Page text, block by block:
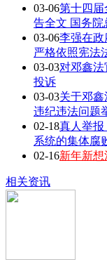
03-06第十四届
告全文 国务院
03-06李强在政
严格依照宪法
03-03对邓鑫
投诉
03-03关于邓鑫
违纪违法问题
02-18真人举报
系统的集体腐
02-16新年新
相关资讯